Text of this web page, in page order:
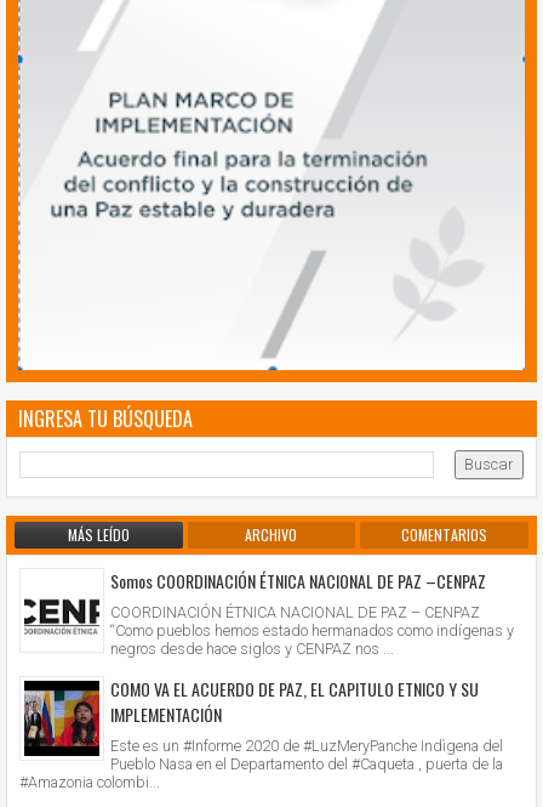
INGRESA TU BÚSQUEDA
MÁS LEÍDO ARCHIVO COMENTARIOS
Somos COORDINACIÓN ÉTNICA NACIONAL DE PAZ –CENPAZ
COORDINACIÓN ÉTNICA NACIONAL DE PAZ – CENPAZ
“Como pueblos hemos estado hermanados como indígenas y
negros desde hace siglos y CENPAZ nos ...
COMO VA EL ACUERDO DE PAZ, EL CAPITULO ETNICO Y SU
IMPLEMENTACIÓN
Este es un #Informe 2020 de #LuzMeryPanche Indìgena del
Pueblo Nasa en el Departamento del #Caqueta , puerta de la
#Amazonia colombi...